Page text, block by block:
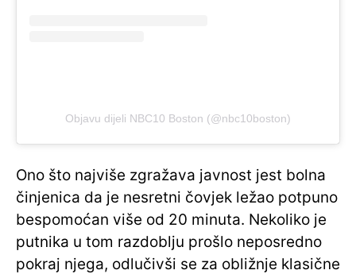
Objavu dijeli NBC10 Boston (@nbc10boston)
Ono što najviše zgražava javnost jest bolna
činjenica da je nesretni čovjek ležao potpuno
bespomoćan više od 20 minuta. Nekoliko je
putnika u tom razdoblju prošlo neposredno
pokraj njega, odlučivši se za obližnje klasične